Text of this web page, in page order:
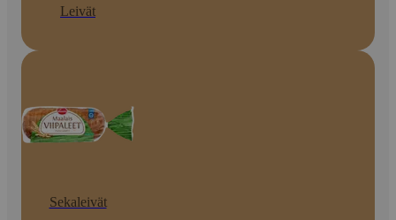
Leivät
Sekaleivät